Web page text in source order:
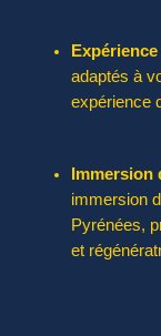
adaptés à
expérience
Immersion
immersion
Pyrénées,
et